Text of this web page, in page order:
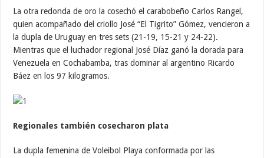
La otra redonda de oro la cosechó el carabobeño Carlos Rangel,
quien acompañado del criollo José “El Tigrito” Gómez, vencieron a
la dupla de Uruguay en tres sets (21-19, 15-21 y 24-22).
Mientras que el luchador regional José Díaz ganó la dorada para
Venezuela en Cochabamba, tras dominar al argentino Ricardo
Báez en los 97 kilogramos.
Regionales también cosecharon plata
La dupla femenina de Voleibol Playa conformada por las